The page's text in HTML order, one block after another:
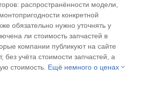
распространённости модели,
конкретной
обязательно нужно уточнять у
ли стоимость запчастей в
компании публикуют на сайте
без учёта стоимости запчастей, а
стоимость. Ещё немного о ценах